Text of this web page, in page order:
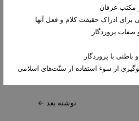
مکتب عرفان
برای ادراک حقیقت کلام و فعل آنها
پروردگار
با پروردگار
از سوء استفاده از سنّت‌های اسلامی
نوشته بعد ←